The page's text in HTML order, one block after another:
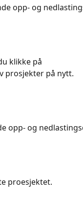
opp- og
klikke på
prosjekter på nytt.
opp- og
proesjektet.